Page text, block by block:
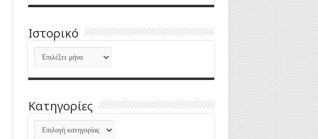
Ιστορικό
Ιστορικό
Kατηγορίες
Kατηγορίες